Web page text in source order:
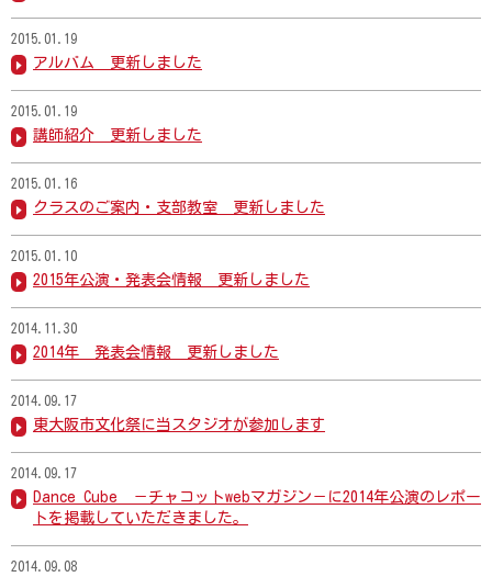
2015.01.19
アルバム 更新しました
2015.01.19
講師紹介 更新しました
2015.01.16
クラスのご案内・支部教室 更新しました
2015.01.10
2015年公演・発表会情報 更新しました
2014.11.30
2014年 発表会情報 更新しました
2014.09.17
東大阪市文化祭に当スタジオが参加します
2014.09.17
Dance Cube －チャコットwebマガジン－に2014年公演のレポー
トを掲載していただきました。
2014.09.08